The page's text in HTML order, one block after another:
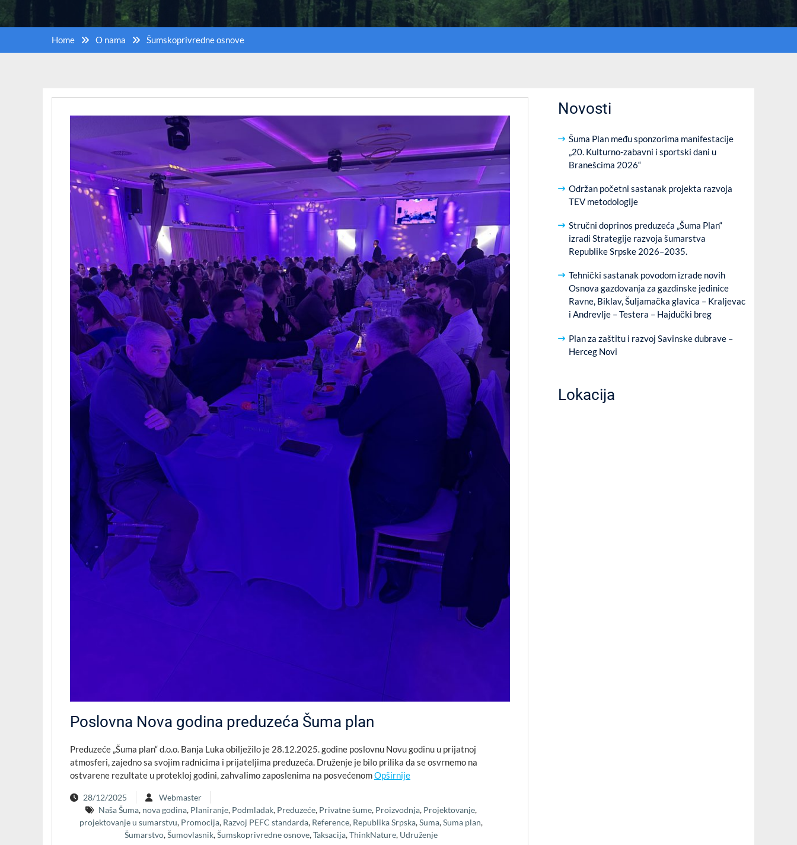
Home O nama Šumskoprivredne osnove
Poslovna Nova godina preduzeća Šuma plan
Preduzeće „Šuma plan“ d.o.o. Banja Luka obilježilo je 28.12.2025. godine poslovnu Novu godinu u prijatnoj
atmosferi, zajedno sa svojim radnicima i prijateljima preduzeća. Druženje je bilo prilika da se osvrnemo na
ostvarene rezultate u protekloj godini, zahvalimo zaposlenima na posvećenomOpširnije
28/12/2025
Webmaster
Naša Šuma, nova godina, Planiranje, Podmladak, Preduzeće, Privatne šume, Proizvodnja, Projektovanje,
projektovanje u sumarstvu, Promocija, Razvoj PEFC standarda, Reference, Republika Srpska,Suma,Suma plan,
Šumarstvo,Šumovlasnik,Šumskoprivredne osnove,Taksacija,ThinkNature, Udruženje
Novosti
Šuma Plan među sponzorima manifestacije
„20. Kulturno-zabavni i sportski dani u
Branešcima 2026“
Održan početni sastanak projekta razvoja
TEV metodologije
Stručni doprinos preduzeća „Šuma Plan“
izradi Strategije razvoja šumarstva
Republike Srpske 2026–2035.
Tehnički sastanak povodom izrade novih
Osnova gazdovanja za gazdinske jedinice
Ravne, Biklav, Šuljamačka glavica – Kraljevac
i Andrevlje – Testera – Hajdučki breg
Plan za zaštitu i razvoj Savinske dubrave –
Herceg Novi
Lokacija